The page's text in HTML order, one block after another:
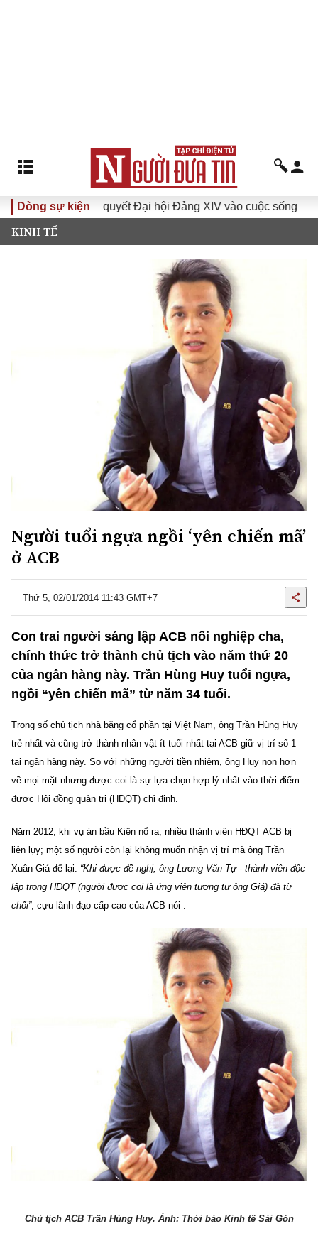
Dòng sự kiện
Đưa Nghị quyết Đại hội Đảng XIV vào cuộc sống Hướng
KINH TẾ
Người tuổi ngựa ngồi ‘yên chiến mã’
ở ACB
Thứ 5, 02/01/2014 11:43 GMT+7
Con trai người sáng lập ACB nối nghiệp cha,
chính thức trở thành chủ tịch vào năm thứ 20
của ngân hàng này. Trần Hùng Huy tuổi ngựa,
ngồi “yên chiến mã” từ năm 34 tuổi.
Trong số chủ tịch nhà băng cổ phần tại Việt Nam, ông Trần Hùng Huy
trẻ nhất và cũng trở thành nhân vật ít tuổi nhất tại ACB giữ vị trí số 1
tại ngân hàng này. So với những người tiền nhiệm, ông Huy non hơn
về mọi mặt nhưng được coi là sự lựa chọn hợp lý nhất vào thời điểm
được Hội đồng quản trị (HĐQT) chỉ định.
Năm 2012, khi vụ án bầu Kiên nổ ra, nhiều thành viên HĐQT ACB bị
liên lụy; một số người còn lại không muốn nhận vị trí mà ông Trần
Xuân Giá để lại. “Khi được đề nghị, ông Lương Văn Tự - thành viên độc
lập trong HĐQT (người được coi là ứng viên tương tự ông Giá) đã từ
chối”, cựu lãnh đạo cấp cao của ACB nói .
Chủ tịch ACB Trần Hùng Huy. Ảnh: Thời báo Kinh tế Sài Gòn